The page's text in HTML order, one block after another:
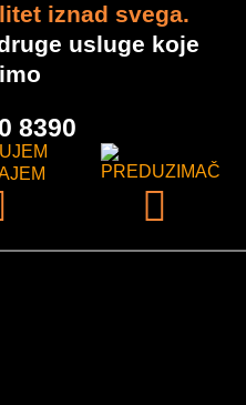
iznad svega.
usluge koje
8390